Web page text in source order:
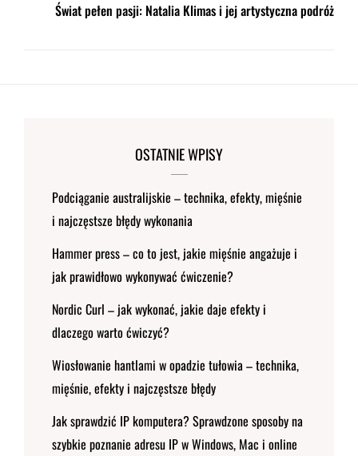
Świat pełen pasji: Natalia Klimas i jej artystyczna podróż
OSTATNIE WPISY
Podciąganie australijskie – technika, efekty, mięśnie
i najczęstsze błędy wykonania
Hammer press – co to jest, jakie mięśnie angażuje i
jak prawidłowo wykonywać ćwiczenie?
Nordic Curl – jak wykonać, jakie daje efekty i
dlaczego warto ćwiczyć?
Wiosłowanie hantlami w opadzie tułowia – technika,
mięśnie, efekty i najczęstsze błędy
Jak sprawdzić IP komputera? Sprawdzone sposoby na
szybkie poznanie adresu IP w Windows, Mac i online